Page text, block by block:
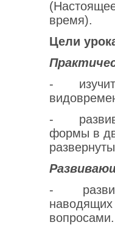
Цели
- изучить
-
формы в
-
наводящих
вопросами.